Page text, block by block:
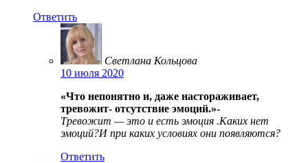
Ответить
Светлана Кольцова
10 июля 2020
«Что непонятно и, даже настораживает,
тревожит- отсутствие эмоций.»-
Тревожит — это и есть эмоция .Каких нет
эмоций?И при каких условиях они появляются?
Ответить